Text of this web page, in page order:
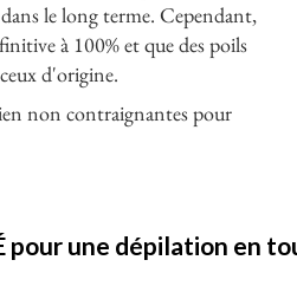
le long terme. Cependant,
à 100% et que des poils
d'origine.
non contraignantes pour
pour une dépilation en